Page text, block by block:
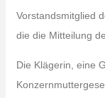
Vorstandsmitglied
die die Mitteilung
Die Klägerin, eine